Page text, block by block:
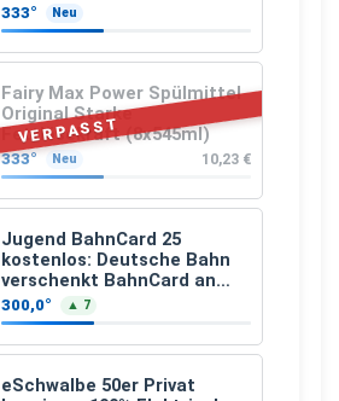
333° Neu
VERPASST
Fairy Max Power Spülmittel
Original Starke
Fettlösekraft (8x545ml)
333° Neu 10,23 €
Jugend BahnCard 25
kostenlos: Deutsche Bahn
verschenkt BahnCard an
Kinder und Jugendliche
300,0° ▲ 7
eSchwalbe 50er Privat